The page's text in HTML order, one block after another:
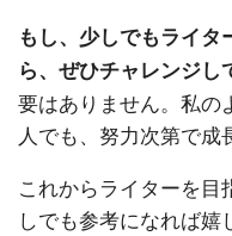
もし、少しでもライ
ら、ぜひチャレンジし
要はありません。私の
人でも、努力次第で成
これからライターを
しでも参考になれば嬉